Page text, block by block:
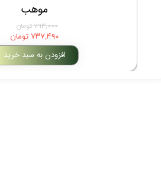
موهب
۷۹۳,۰۰۰ تومان
۷۳۷,۴۹۰ تومان
افزودن به سبد خرید